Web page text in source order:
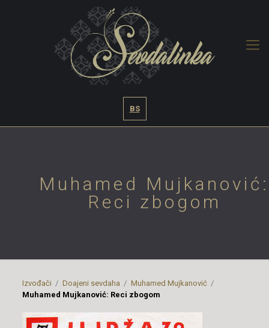
BS
Muhamed Mujkanović:
Reci zbogom
Izvođači Doajeni sevdaha
Muhamed Mujkanović
Muhamed Mujkanović: Reci zbogom